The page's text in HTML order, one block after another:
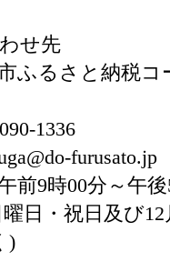
せ先
ふるさと納税コ
1336
furusato.jp
前9時00分～午
日・祝日及び12
)